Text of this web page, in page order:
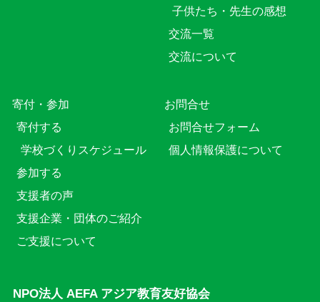
子供たち・先生の感想
交流一覧
交流について
寄付・参加
寄付する
学校づくりスケジュール
参加する
支援者の声
支援企業・団体のご紹介
ご支援について
お問合せ
お問合せフォーム
個人情報保護について
NPO法人 AEFA アジア教育友好協会